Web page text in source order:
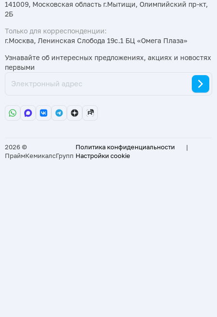
141009, Московская область г.Мытищи, Олимпийский пр-кт,
2Б
Только для корреспонденции:
г.Москва, Ленинская Слобода 19с.1 БЦ «Омега Плаза»
Узнавайте об интересных предложениях, акциях и новостях
первыми
2026 ©
ПраймКемикалсГрупп
Политика конфиденциальности
|
Настройки cookie